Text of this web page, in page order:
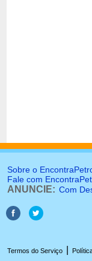
Sobre o
Fale com
ANUNCIE: Com
Termos do Serviço